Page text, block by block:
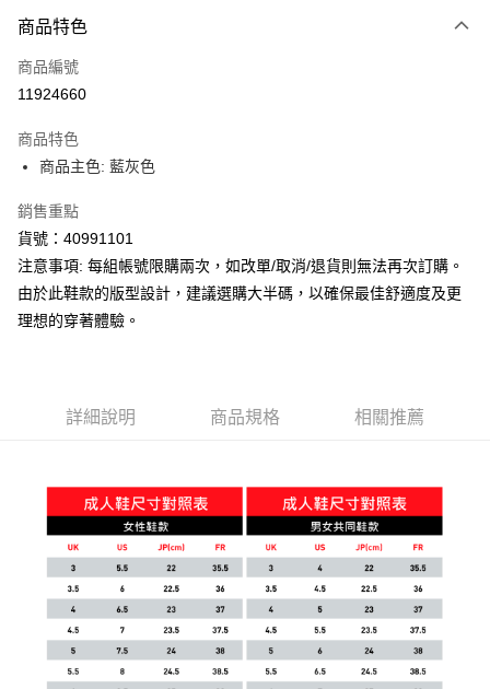
每筆NT$150，滿NT$1,800(含以上)免運費
商品特色
商品編號
11924660
商品特色
商品主色: 藍灰色
銷售重點
貨號：40991101
注意事項: 每組帳號限購兩次，如改單/取消/退貨則無法再次訂購。
由於此鞋款的版型設計，建議選購大半碼，以確保最佳舒適度及更
理想的穿著體驗。
詳細說明 商品規格 相關推薦